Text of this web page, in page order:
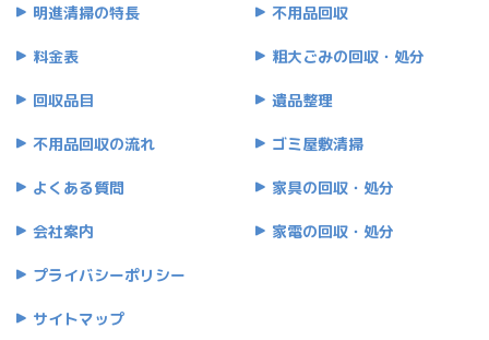
明進清掃の特長
料金表
回収品目
不用品回収の流れ
よくある質問
会社案内
プライバシーポリシー
サイトマップ
不用品回収
粗大ごみの回収・処分
遺品整理
ゴミ屋敷清掃
家具の回収・処分
家電の回収・処分